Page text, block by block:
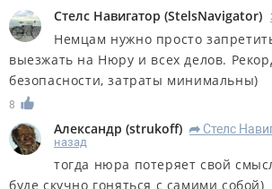
Стелс Навигатор (StelsNavigator)
Немцам нужно просто
выезжать на Нюру и всех делов.
безопасности, затраты минимальны)
8
Александр (strukoff) R Стелс
назад
тогда нюра потеряет свой
буде скучно гоняться с самими собой)